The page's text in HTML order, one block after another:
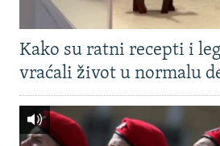
Kako su ratni recepti i
vraćali život u normalu